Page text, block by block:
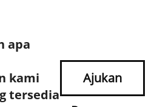
apa
kami
tersedia
Ajukan